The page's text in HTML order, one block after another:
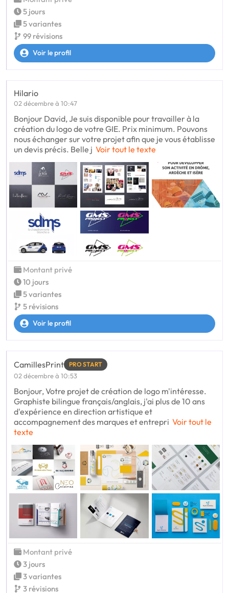
5 jours
5 variantes
99 révisions
Voir le profil
Hilario
02 décembre à 10:47
Bonjour David, Je suis disponible pour travailler à la
création du logo de votre GIE. Prix minimum. Pouvons
nous échanger sur votre projet afin que je vous établisse
un devis précis. Belle j Voir tout le texte
Montant privé
10 jours
5 variantes
5 révisions
Voir le profil
CamillesPrint PRO START
02 décembre à 10:53
Bonjour, Votre projet de création de logo m'intéresse.
Graphiste bilingue français/anglais, j'ai plus de 10 ans
d'expérience en direction artistique et
accompagnement des marques et entrepri Voir tout le
texte
Montant privé
3 jours
3 variantes
3 révisions